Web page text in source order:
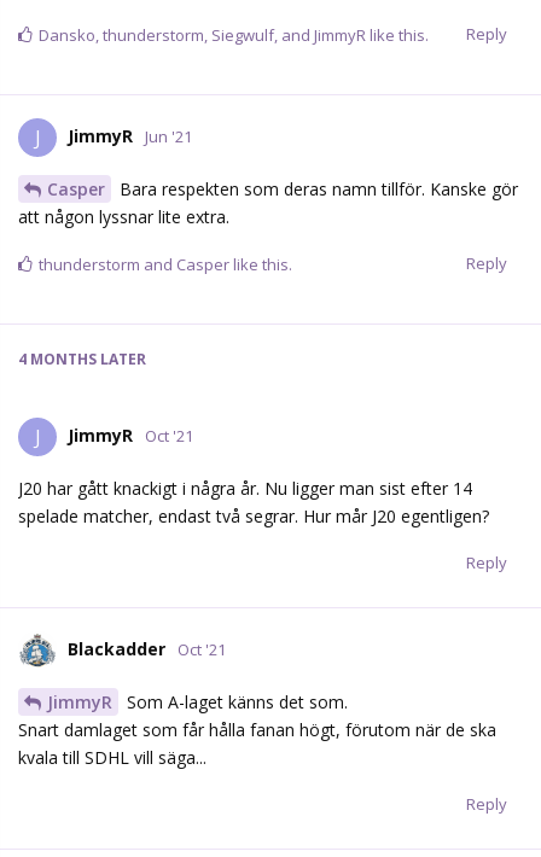
Reply
Dansko,thunderstorm, Siegwulf, and JimmyR like this.
J JimmyR Jun '21
Casper
Bara respekten som deras namn tillför. Kanske gör
att någon lyssnar lite extra.
Reply
thunderstorm and Casper like this.
4 MONTHS LATER
J JimmyR Oct '21
J20 har gått knackigt i några år. Nu ligger man sist efter 14
spelade matcher, endast två segrar. Hur mår J20 egentligen?
Reply
Blackadder Oct '21
JimmyR
Som A-laget känns det som.
Snart damlaget som får hålla fanan högt, förutom när de ska
kvala till SDHL vill säga...
Reply